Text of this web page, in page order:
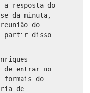
a resposta do
da minuta,
do
partir disso
de entrar no
formais do
de